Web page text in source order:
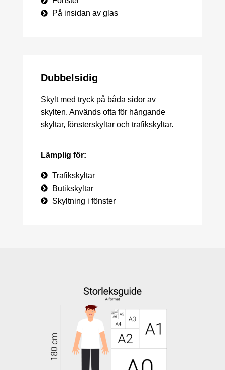
På insidan av glas
Dubbelsidig
Skylt med tryck på båda sidor av
skylten. Används ofta för hängande
skyltar, fönsterskyltar och trafikskyltar.
Lämplig för:
Trafikskyltar
Butikskyltar
Skyltning i fönster